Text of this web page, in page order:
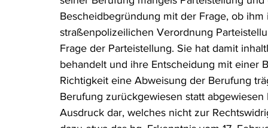
Bescheidbegründung mit der Frage, ob
straßenpolizeilichen Verordnung
Frage der Parteistellung. Sie hat damit
behandelt und ihre Entscheidung mit einer
Richtigkeit eine Abweisung der Berufung
Berufung zurückgewiesen statt
Ausdruck dar, welches nicht zur